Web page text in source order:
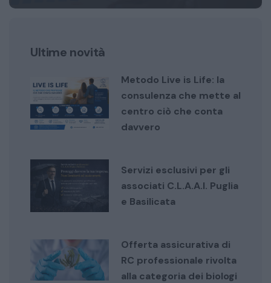
Ultime novità
Metodo Live is Life: la
consulenza che mette al
centro ciò che conta
davvero
Servizi esclusivi per gli
associati C.L.A.A.I. Puglia
e Basilicata
Offerta assicurativa di
RC professionale rivolta
alla categoria dei biologi